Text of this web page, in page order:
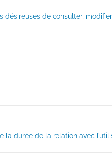
de consulter,
durée de la relation avec